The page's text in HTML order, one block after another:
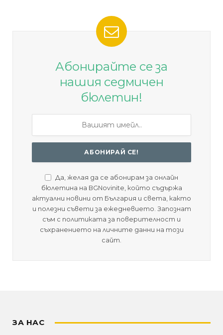
Абонирайте се за
нашия седмичен
бюлетин!
Да, желая да се абонирам за онлайн
бюлетина на BGNovinite, който съдържа
актуални новини от България и света, както
и полезни съвети за ежедневието. Запознат
съм с политиката за поверителност и
съхранението на личните данни на този
сайт.
ЗА НАС